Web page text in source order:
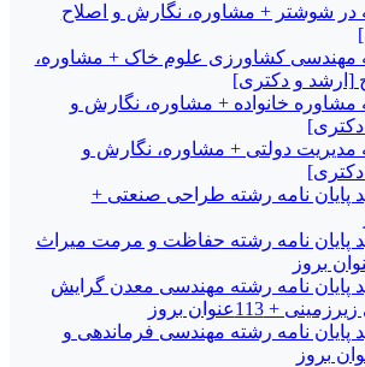
در شوشتر + مشاوره، نگارش و اصلاح
مهندسی کشاورزی علوم خاک + مشاوره،
[ارشد و دکتری]
مشاوره خانواده + مشاوره، نگارش و
دکتری]
مدیریت دولتی + مشاوره، نگارش و
دکتری]
پایان نامه رشته طراحی صنعتی +
پایان نامه رشته حفاظت و مرمت میراث
پایان نامه رشته مهندسی معدن گرایش
+ 113عنوان بروز
نامه رشته مهندسی فرماندهی و